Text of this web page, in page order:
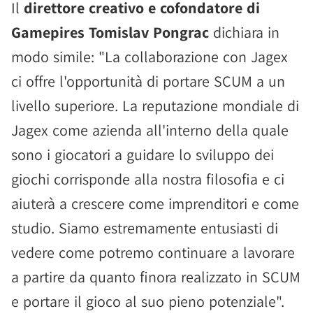
Il direttore creativo e cofondatore di
Gamepires Tomislav Pongrac dichiara in
modo simile: "La collaborazione con Jagex
ci offre l'opportunità di portare SCUM a un
livello superiore. La reputazione mondiale di
Jagex come azienda all'interno della quale
sono i giocatori a guidare lo sviluppo dei
giochi corrisponde alla nostra filosofia e ci
aiuterà a crescere come imprenditori e come
studio. Siamo estremamente entusiasti di
vedere come potremo continuare a lavorare
a partire da quanto finora realizzato in SCUM
e portare il gioco al suo pieno potenziale".